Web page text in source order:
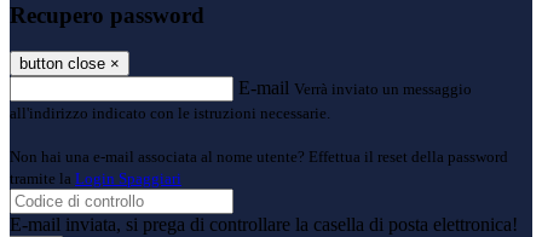
Recupero password
button close ×
E-mail Verrà inviato un messaggio
all'indirizzo indicato con le istruzioni necessarie.
Non hai una e-mail associata al nome utente? Effettua il reset della password
tramite la Login Spaggiari
E-mail inviata, si prega di controllare la casella di posta elettronica!